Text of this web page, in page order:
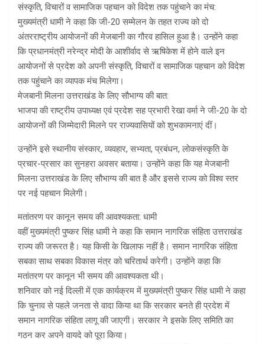
संस्कृति, विचारों व सामाजिक पहचान को विदेश तक पहुंचाने का मंच:
मुख्यमंत्री धामी ने कहा कि जी-20 सम्मेलन के तहत राज्य को दो
अंतरराष्ट्रीय आयोजनों की मेजबानी का गौरव हासिल हुआ है। उन्होंने कहा
कि प्रधानमंत्री नरेन्द्र मोदी के आशीर्वाद से ऋषिकेश में होने वाले इन
आयोजनों से प्रदेश को अपनी संस्कृति, विचारों व सामाजिक पहचान को विदेश
तक पहुंचाने का व्यापक मंच मिलेगा।
मेजबानी मिलना उत्तराखंड के लिए सौभाग्य की बात:
भाजपा की राष्ट्रीय उपाध्यक्ष एवं प्रदेश सह प्रभारी रेखा वर्मा ने जी-20 के दो
आयोजनों की जिम्मेदारी मिलने पर राज्यवासियों को शुभकामनाएं दीं।
उन्होंने इसे स्थानीय संस्कार, व्यवहार, सभ्यता, प्रबंधन, लोकसंस्कृति के
प्रचार-प्रसार का सुनहरा अवसर बताया। उन्होंने कहा कि यह मेजबानी
मिलना उत्तराखंड के लिए सौभाग्य की बात है और इससे राज्य को विश्व स्तर
पर नई पहचान मिलेगी।
मतांतरण पर कानून समय की आवश्यकता: धामी
वहीं मुख्यमंत्री पुष्कर सिंह धामी ने कहा कि समान नागरिक संहिता उत्तराखंड
राज्य की जरूरत है। यह किसी के खिलाफ नहीं है। समान नागरिक संहिता
सबका साथ सबका विकास मंत्र को चरितार्थ करेगी। उन्होंने कहा कि
मतांतरण पर कानून भी समय की आवश्यकता थी।
शनिवार को नई दिल्ली में एक कार्यक्रम में मुख्यमंत्री पुष्कर सिंह धामी ने कहा
कि चुनाव से पहले जनता से वादा किया था कि सरकार बनते ही प्रदेश में
समान नागरिक संहिता लागू की जाएगी। सरकार ने इसके लिए समिति का
गठन कर अपने वायदे को पूरा किया।